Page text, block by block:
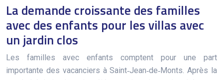
La demande croissante des familles
avec des enfants pour les villas avec
un jardin clos
Les familles avec enfants comptent pour une part
importante des vacanciers à Saint‑Jean‑de‑Monts. Après la